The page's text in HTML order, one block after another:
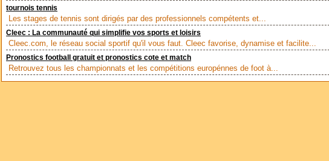
tournois tennis
Les stages de tennis sont dirigés par des professionnels compétents et...
Cleec : La communauté qui simplifie vos sports et loisirs
Cleec.com, le réseau social sportif qu'il vous faut. Cleec favorise, dynamise et facilite...
Pronostics football gratuit et pronostics cote et match
Retrouvez tous les championnats et les compétitions europénnes de foot à...